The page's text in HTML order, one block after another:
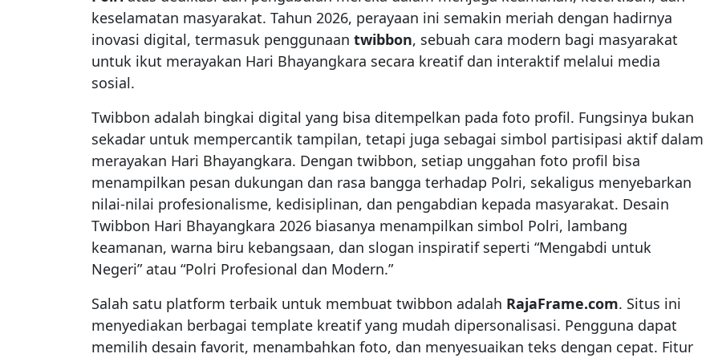
keselamatan masyarakat. Tahun 2026, perayaan ini semakin meriah dengan hadirnya
inovasi digital, termasuk penggunaan twibbon, sebuah cara modern bagi masyarakat
untuk ikut merayakan Hari Bhayangkara secara kreatif dan interaktif melalui media
sosial.
Twibbon adalah bingkai digital yang bisa ditempelkan pada foto profil. Fungsinya bukan
sekadar untuk mempercantik tampilan, tetapi juga sebagai simbol partisipasi aktif dalam
merayakan Hari Bhayangkara. Dengan twibbon, setiap unggahan foto profil bisa
menampilkan pesan dukungan dan rasa bangga terhadap Polri, sekaligus menyebarkan
nilai-nilai profesionalisme, kedisiplinan, dan pengabdian kepada masyarakat. Desain
Twibbon Hari Bhayangkara 2026 biasanya menampilkan simbol Polri, lambang
keamanan, warna biru kebangsaan, dan slogan inspiratif seperti “Mengabdi untuk
Negeri” atau “Polri Profesional dan Modern.”
Salah satu platform terbaik untuk membuat twibbon adalah RajaFrame.com. Situs ini
menyediakan berbagai template kreatif yang mudah dipersonalisasi. Pengguna dapat
memilih desain favorit, menambahkan foto, dan menyesuaikan teks dengan cepat. Fitur